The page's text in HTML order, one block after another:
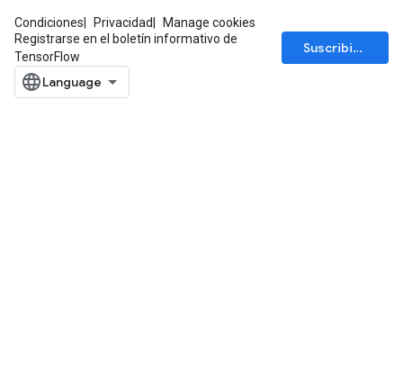
Condiciones Privacidad
Manage cookies
Registrarse en el boletín informativo de
TensorFlow
Suscribirse